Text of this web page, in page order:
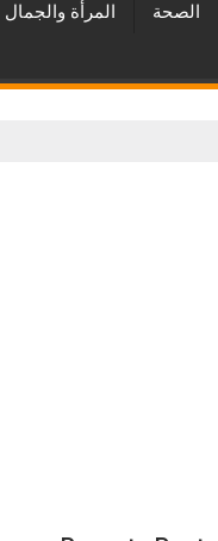
الصحة المرأة والجمال